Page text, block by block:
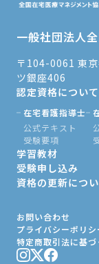
一般社団法人
〒104-0061 東
ツ銀座406
認定資格について
在宅看護指導士
公式テキスト
受験要項
学習教材
受験申し込み
資格の更新につ
お問い合わせ
プライバシーポリシ
特定商取引法に基づ